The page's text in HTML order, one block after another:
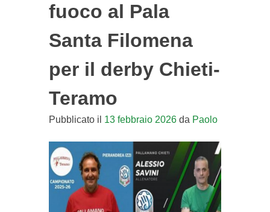
fuoco al Pala
Santa Filomena
per il derby Chieti-
Teramo
Pubblicato il 13 febbraio 2026da Paolo